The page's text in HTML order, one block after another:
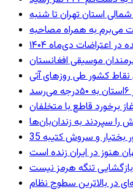
شمالی استان تهران تا شنبه
می‌برم به همراه مصاحبه
موسیقی افغانستان
کشور طی روزهای آتی
برخورد قاطع با متخلفان
را سپردند به زندان‌بان‌ها
بختیار و سروش کتیبه
هنوز در ایران زنده است
بازگشایی تنگه هرمز نیست
در بالاترین سطوح نظام